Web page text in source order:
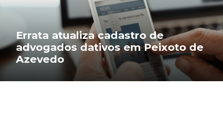
Errata atualiza cadastro de
advogados dativos em Peixoto de
Azevedo